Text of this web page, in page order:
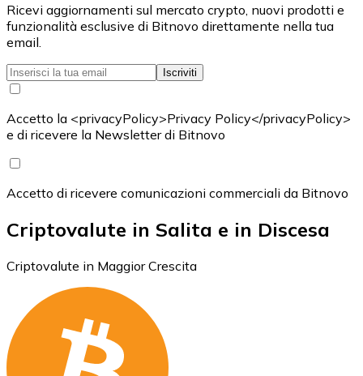
Ricevi aggiornamenti sul mercato crypto, nuovi prodotti e
funzionalità esclusive di Bitnovo direttamente nella tua
email.
Iscriviti
Accetto la <privacyPolicy>Privacy Policy</privacyPolicy>
e di ricevere la Newsletter di Bitnovo
Accetto di ricevere comunicazioni commerciali da Bitnovo
Criptovalute in Salita e in Discesa
Criptovalute in Maggior Crescita